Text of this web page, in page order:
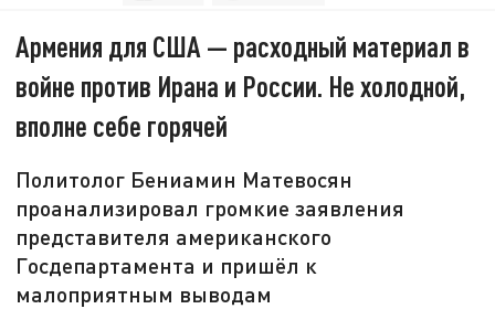
Армения для США — расходный материал в
войне против Ирана и России. Не холодной,
вполне себе горячей
Политолог Бениамин Матевосян
проанализировал громкие заявления
представителя американского
Госдепартамента и пришёл к
малоприятным выводам